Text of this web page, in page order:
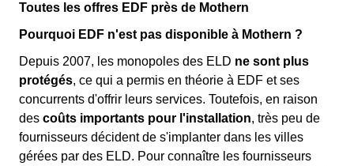
Toutes les offres EDF près de Mothern
Pourquoi EDF n'est pas disponible à Mothern ?
Depuis 2007, les monopoles des ELD ne sont plus
protégés, ce qui a permis en théorie à EDF et ses
concurrents d'offrir leurs services. Toutefois, en raison
des coûts importants pour l'installation, très peu de
fournisseurs décident de s'implanter dans les villes
gérées par des ELD. Pour connaître les fournisseurs